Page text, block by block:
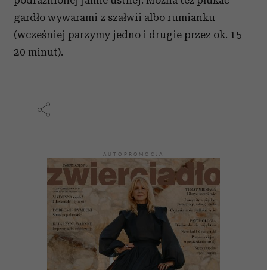
gardło wywarami z szałwii albo rumianku
(wcześniej parzymy jedno i drugie przez ok. 15-
20 minut).
AUTOPROMOCJA